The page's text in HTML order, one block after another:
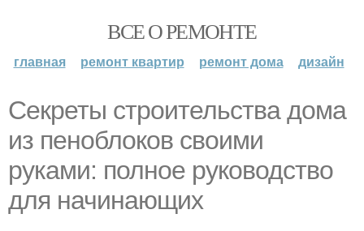
ВСЕ О РЕМОНТЕ
главная ремонт квартир ремонт дома дизайн
Секреты строительства дома
из пеноблоков своими
руками: полное руководство
для начинающих